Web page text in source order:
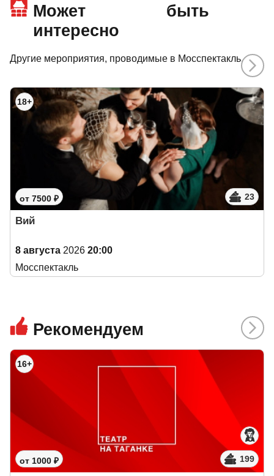
Может быть
интересно
Другие мероприятия, проводимые в Мосспектакль.
18+
от 7500 ₽ 23
Вий
8 августа 2026 20:00
Мосспектакль
Рекомендуем
16+
от 1000 ₽ 199